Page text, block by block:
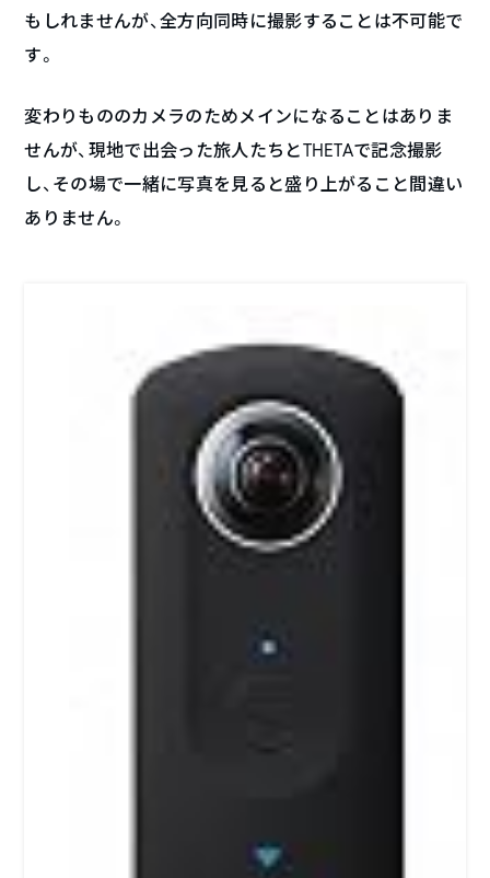
もしれませんが、全方向同時に撮影することは不可能で
す。
変わりもののカメラのためメインになることはありま
せんが、現地で出会った旅人たちとTHETAで記念撮影
し、その場で一緒に写真を見ると盛り上がること間違い
ありません。